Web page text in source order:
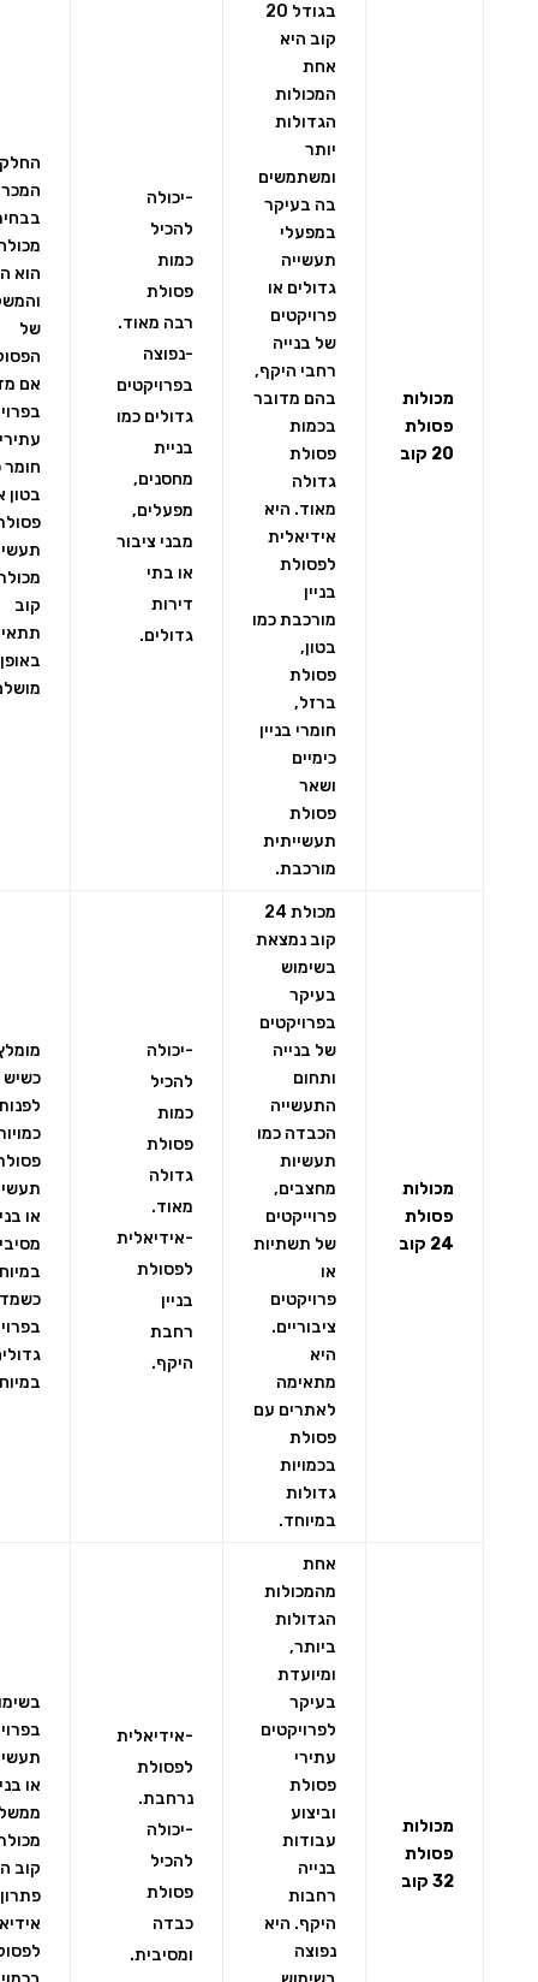
מכולות
פסולת
20 קוב
בגודל 20
קוב היא
אחת
המכולות
הגדולות
יותר
ומשתמשים
בה בעיקר
במפעלי
תעשייה
גדולים או
פרויקטים
של בנייה
רחבי היקף,
בהם מדובר
בכמות
פסולת
גדולה
מאוד. היא
אידיאלית
לפסולת
בניין
מורכבת כמו
בטון,
פסולת
ברזל,
חומרי בניין
כימיים
ושאר
פסולת
תעשייתית
מורכבת.
-יכולה
להכיל
כמות
פסולת
רבה מאוד.
-נפוצה
בפרויקטים
גדולים כמו
בניית
מחסנים,
מפעלים,
מבני ציבור
או בתי
דירות
גדולים.
החלק
הוא
של
אם
עתירי
חומר
בטון
קוב
באופן
מכולות
פסולת
24 קוב
מכולת 24
קוב נמצאת
בשימוש
בעיקר
בפרויקטים
של בנייה
ותחום
התעשייה
הכבדה כמו
תעשיות
מחצבים,
פרוייקטים
של תשתיות
או
פרויקטים
ציבוריים.
היא
מתאימה
לאתרים עם
פסולת
בכמויות
גדולות
במיוחד.
-יכולה
להכיל
כמות
פסולת
גדולה
מאוד.
-אידיאלית
לפסולת
בניין
רחבת
היקף.
כשיש
או
מכולות
פסולת
32 קוב
אחת
מהמכולות
הגדולות
ביותר,
ומיועדת
בעיקר
לפרויקטים
עתירי
פסולת
וביצוע
עבודות
בנייה
רחבות
היקף. היא
נפוצה
-אידיאלית
לפסולת
נרחבת.
-יכולה
להכיל
פסולת
כבדה
ומסיבית.
או
קוב
פתרון